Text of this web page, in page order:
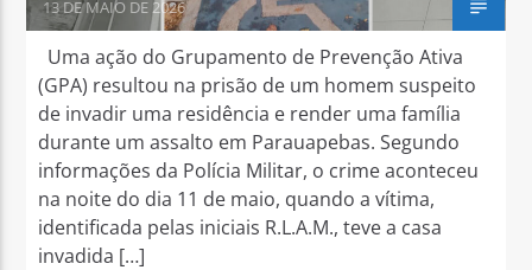
13 DE MAIO DE 2026
Uma ação do Grupamento de Prevenção Ativa
(GPA) resultou na prisão de um homem suspeito
de invadir uma residência e render uma família
durante um assalto em Parauapebas. Segundo
informações da Polícia Militar, o crime aconteceu
na noite do dia 11 de maio, quando a vítima,
identificada pelas iniciais R.L.A.M., teve a casa
invadida […]